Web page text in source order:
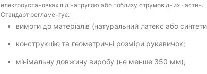
електроустановках під напругою або поблизу струмовідних частин.
Стандарт регламентує:
вимоги до матеріалів (натуральний латекс або
конструкцію та геометричні розміри рукавичок;
мінімальну довжину виробу (не менше 350 мм);